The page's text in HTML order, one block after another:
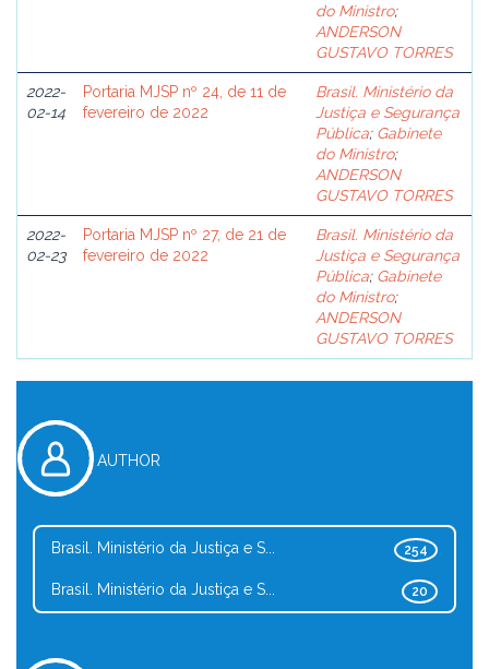
do Ministro;
ANDERSON
GUSTAVO TORRES
2022-
02-14
Portaria MJSP nº 24, de 11 de
fevereiro de 2022
Brasil. Ministério da
Justiça e Segurança
Pública; Gabinete
do Ministro;
ANDERSON
GUSTAVO TORRES
2022-
02-23
Portaria MJSP nº 27, de 21 de
fevereiro de 2022
Brasil. Ministério da
Justiça e Segurança
Pública; Gabinete
do Ministro;
ANDERSON
GUSTAVO TORRES
AUTHOR
254
Brasil. Ministério da Justiça e S...
20
Brasil. Ministério da Justiça e S...